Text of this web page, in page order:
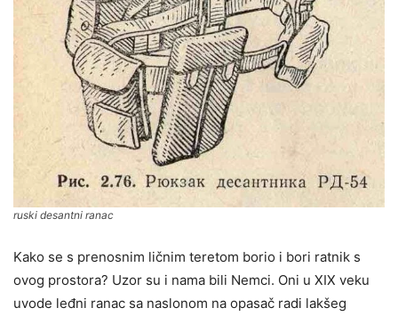
ruski desantni ranac
Kako se s prenosnim ličnim teretom borio i bori ratnik s
ovog prostora? Uzor su i nama bili Nemci. Oni u XIX veku
uvode leđni ranac sa naslonom na opasač radi lakšeg